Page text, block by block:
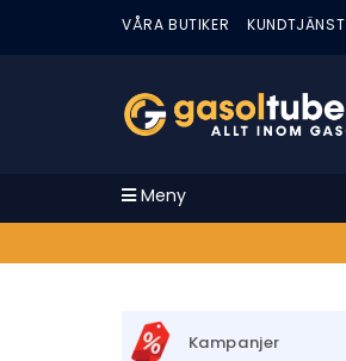
VÅRA BUTIKER KUNDTJÄNST
Meny
Kampanjer